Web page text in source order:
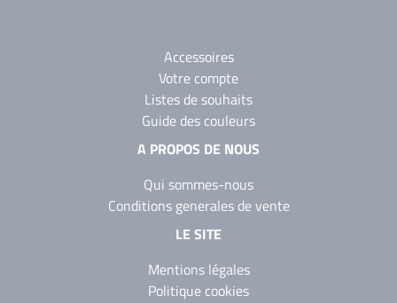
Accessoires
Votre compte
Listes de souhaits
Guide des couleurs
A PROPOS DE NOUS
Qui sommes-nous
Conditions generales de vente
LE SITE
Mentions légales
Politique cookies